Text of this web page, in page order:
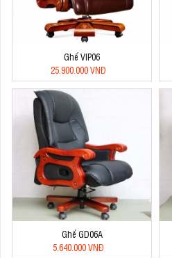
Ghế VIP06
25.900.000 VNĐ
Ghế GD06A
5.640.000 VNĐ